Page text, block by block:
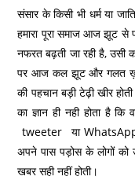
संसार के किसी भी धर्म या
हमारा पूरा समाज आज झूट से
नफरत बढ़ती जा रही है, उसी
पर आज कल झूट और गलत
की पहचान बड़ी टेढ़ी खीर
का ज्ञान ही नही होता है
tweeter या WhatsApp
अपने पास पड़ोस के लोगों को
खबर सही नहीं होती।